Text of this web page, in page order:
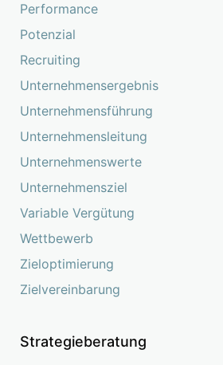
Performance
Potenzial
Recruiting
Unternehmensergebnis
Unternehmensführung
Unternehmensleitung
Unternehmenswerte
Unternehmensziel
Variable Vergütung
Wettbewerb
Zieloptimierung
Zielvereinbarung
Strategieberatung